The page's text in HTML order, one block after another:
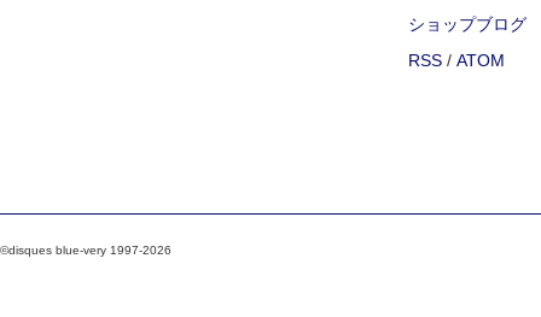
ショップブログ
RSS / ATOM
©disques blue-very 1997-2026